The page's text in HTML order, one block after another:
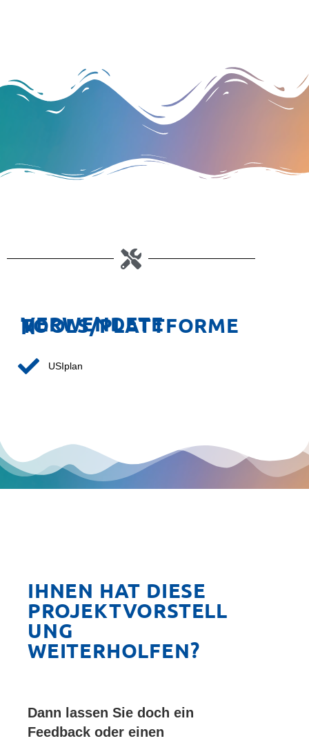
VERWENDETE TOOLS/PLATTFORMEN
USIplan
IHNEN HAT DIESE
PROJEKTVORSTELL
UNG
WEITERHOLFEN?
Dann lassen Sie doch ein
Feedback oder einen